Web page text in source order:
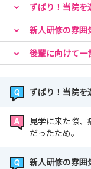
ずばり！当院を
新人研修の雰囲
後輩に向けて一
ずばり！当院を
見学に来た際
だったため。
新人研修の雰囲